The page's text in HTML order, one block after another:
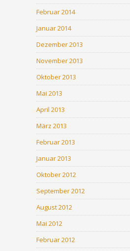
Februar 2014
Januar 2014
Dezember 2013
November 2013
Oktober 2013
Mai 2013
April 2013
März 2013
Februar 2013
Januar 2013
Oktober 2012
September 2012
August 2012
Mai 2012
Februar 2012